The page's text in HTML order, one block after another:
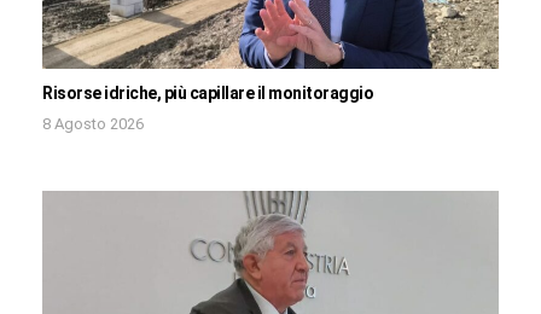
Risorse idriche, più capillare il monitoraggio
8 Agosto 2026